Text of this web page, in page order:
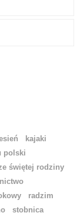
kajaki
polski
świętej rodziny
radzim
stobnica